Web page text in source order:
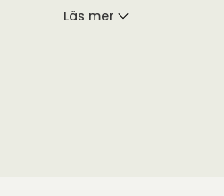
Läs mer